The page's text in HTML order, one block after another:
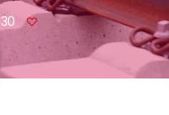
30